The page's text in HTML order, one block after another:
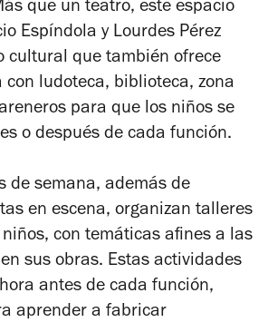
que un teatro, este espacio
Espíndola y Lourdes Pérez
cultural que también ofrece
con ludoteca, biblioteca, zona
para que los niños se
o después de cada función.
de semana, además de
en escena, organizan talleres
con temáticas afines a las
sus obras. Estas actividades
antes de cada función,
aprender a fabricar